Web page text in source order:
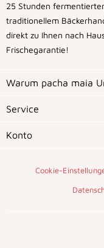
25 Stunden
traditionellem
direkt zu Ihnen nach
Frischegarantie!
Warum pacha maia
Service
Konto
Cookie-